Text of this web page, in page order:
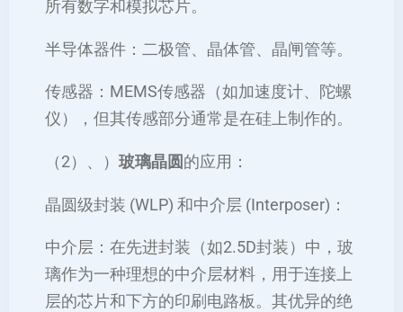
所有数字和模拟芯片。
半导体器件：二极管、晶体管、晶闸管等。
传感器：MEMS传感器（如加速度计、陀螺
仪），但其传感部分通常是在硅上制作的。
（2）、） 玻璃晶圆 的应用：
晶圆级封装 (WLP) 和中介层 (Interposer)：
中介层：在先进封装（如2.5D封装）中，玻
璃作为一种理想的中介层材料，用于连接上
层的芯片和下方的印刷电路板。其优异的绝